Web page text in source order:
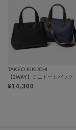
TAKEO KIKUCHI
【2WAY】ミニトートバック
¥14,300